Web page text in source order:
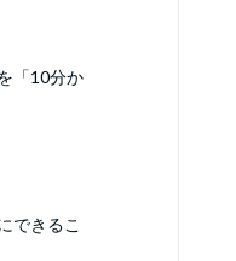
「10分か
できるこ